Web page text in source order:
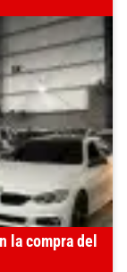
la compra del